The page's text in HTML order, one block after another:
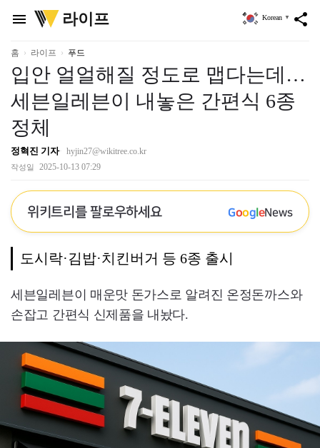
menu
위
키
리
라이프 share
Korean ▼
홈 라이프 푸드
입안 얼얼해질 정도로 맵다는데…
세븐일레븐이 내놓은 간편식 6종
정체
정혁진 기자 hyjin27@wikitree.co.kr
작성일 2025-10-13 07:29
위키트리를 팔로우하세요 GoogleNews
도시락·김밥·치킨버거 등 6종 출시
세븐일레븐이 매운맛 돈가스로 알려진 온정돈까스와
손잡고 간편식 신제품을 내놨다.